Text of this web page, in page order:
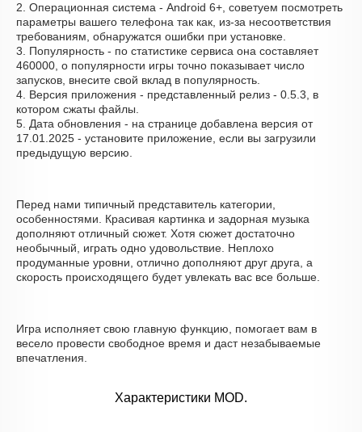
2. Операционная система - Android 6+, советуем посмотреть
параметры вашего телефона так как, из-за несоответствия
требованиям, обнаружатся ошибки при установке.
3. Популярность - по статистике сервиса она составляет
460000, о популярности игры точно показывает число
запусков, внесите свой вклад в популярность.
4. Версия приложения - представленный релиз - 0.5.3, в
котором сжаты файлы.
5. Дата обновления - на странице добавлена версия от
17.01.2025 - установите приложение, если вы загрузили
предыдущую версию.
Перед нами типичный представитель категории,
особенностями. Красивая картинка и задорная музыка
дополняют отличный сюжет. Хотя сюжет достаточно
необычный, играть одно удовольствие. Неплохо
продуманные уровни, отлично дополняют друг друга, а
скорость происходящего будет увлекать вас все больше.
Игра исполняет свою главную функцию, помогает вам в
весело провести свободное время и даст незабываемые
впечатления.
Характеристики MOD.